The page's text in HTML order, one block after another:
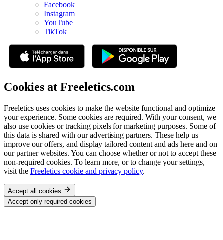
Facebook
Instagram
YouTube
TikTok
Cookies at Freeletics.com
Freeletics uses cookies to make the website functional and optimize
your experience. Some cookies are required. With your consent, we
also use cookies or tracking pixels for marketing purposes. Some of
this data is shared with our advertising partners. These help us
improve our offers, and display tailored content and ads here and on
our partner websites. You can choose whether or not to accept these
non-required cookies. To learn more, or to change your settings,
visit the Freeletics cookie and privacy policy.
Accept all cookies
Accept only required cookies